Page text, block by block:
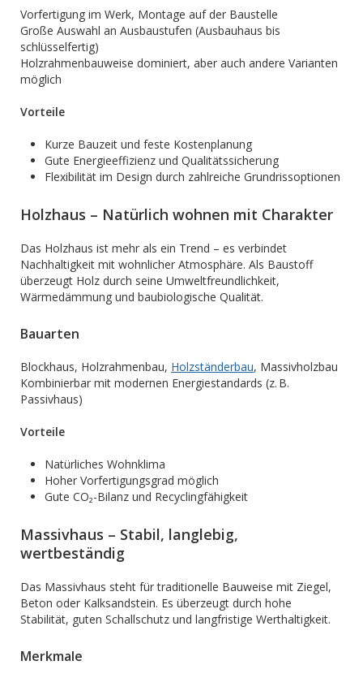
Vorfertigung im Werk, Montage auf der Baustelle
Große Auswahl an Ausbaustufen (Ausbauhaus bis
schlüsselfertig)
Holzrahmenbauweise dominiert, aber auch andere Varianten
möglich
Vorteile
Kurze Bauzeit und feste Kostenplanung
Gute Energieeffizienz und Qualitätssicherung
Flexibilität im Design durch zahlreiche Grundrissoptionen
Holzhaus – Natürlich wohnen mit Charakter
Das Holzhaus ist mehr als ein Trend – es verbindet
Nachhaltigkeit mit wohnlicher Atmosphäre. Als Baustoff
überzeugt Holz durch seine Umweltfreundlichkeit,
Wärmedämmung und baubiologische Qualität.
Bauarten
Blockhaus, Holzrahmenbau, Holzständerbau, Massivholzbau
Kombinierbar mit modernen Energiestandards (z. B.
Passivhaus)
Vorteile
Natürliches Wohnklima
Hoher Vorfertigungsgrad möglich
Gute CO₂-Bilanz und Recyclingfähigkeit
Massivhaus – Stabil, langlebig,
wertbeständig
Das Massivhaus steht für traditionelle Bauweise mit Ziegel,
Beton oder Kalksandstein. Es überzeugt durch hohe
Stabilität, guten Schallschutz und langfristige Werthaltigkeit.
Merkmale